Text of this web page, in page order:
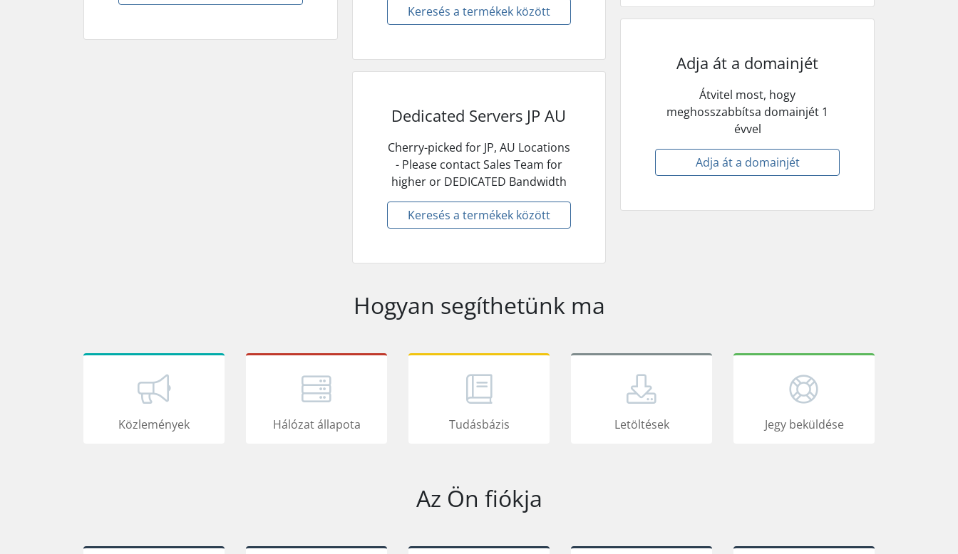
Keresés a termékek között
Dedicated Servers JP AU
Cherry-picked for JP, AU Locations
- Please contact Sales Team for
higher or DEDICATED Bandwidth
Keresés a termékek között
Adja át a domainjét
Átvitel most, hogy
meghosszabbítsa domainjét 1
évvel
Adja át a domainjét
Hogyan segíthetünk ma
Közlemények Hálózat állapota Tudásbázis Letöltések Jegy beküldése
Az Ön fiókja